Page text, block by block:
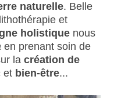
naturelle. Belle
et
holistiquenous
en prenant soin de
la création de
et bien-être...